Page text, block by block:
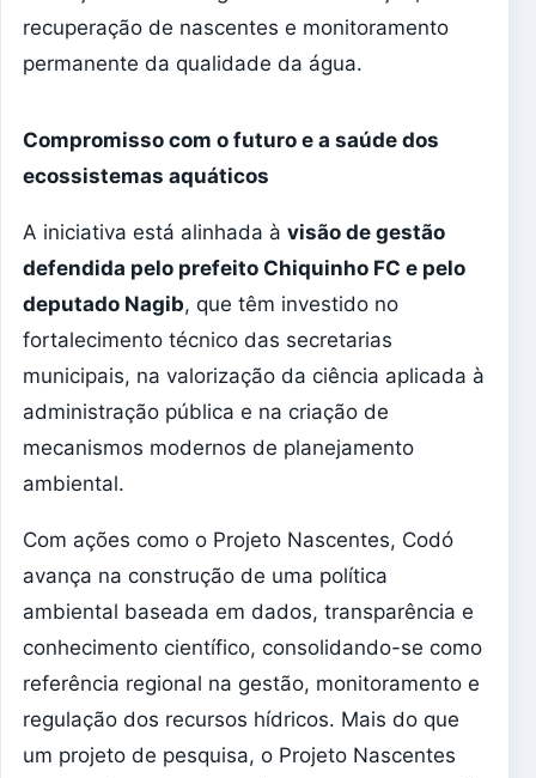
recuperação de nascentes e monitoramento
permanente da qualidade da água.
Compromisso com o futuro e a saúde dos
ecossistemas aquáticos
A iniciativa está alinhada à visão de gestão
defendida pelo prefeito Chiquinho FC e pelo
deputado Nagib, que têm investido no
fortalecimento técnico das secretarias
municipais, na valorização da ciência aplicada à
administração pública e na criação de
mecanismos modernos de planejamento
ambiental.
Com ações como o Projeto Nascentes, Codó
avança na construção de uma política
ambiental baseada em dados, transparência e
conhecimento científico, consolidando-se como
referência regional na gestão, monitoramento e
regulação dos recursos hídricos. Mais do que
um projeto de pesquisa, o Projeto Nascentes